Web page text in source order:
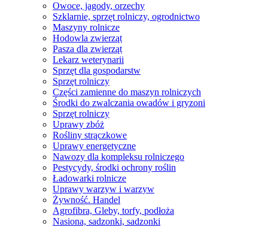
Owoce, jagody, orzechy
Szklarnie, sprzęt rolniczy, ogrodnictwo
Maszyny rolnicze
Hodowla zwierząt
Pasza dla zwierząt
Lekarz weterynarii
Sprzęt dla gospodarstw
Sprzęt rolniczy
Części zamienne do maszyn rolniczych
Środki do zwalczania owadów i gryzoni
Sprzęt rolniczy
Uprawy zbóż
Rośliny strączkowe
Uprawy energetyczne
Nawozy dla kompleksu rolniczego
Pestycydy, środki ochrony roślin
Ładowarki rolnicze
Uprawy warzyw i warzyw
Żywność. Handel
Agrofibra, Gleby, torfy, podłoża
Nasiona, sadzonki, sadzonki